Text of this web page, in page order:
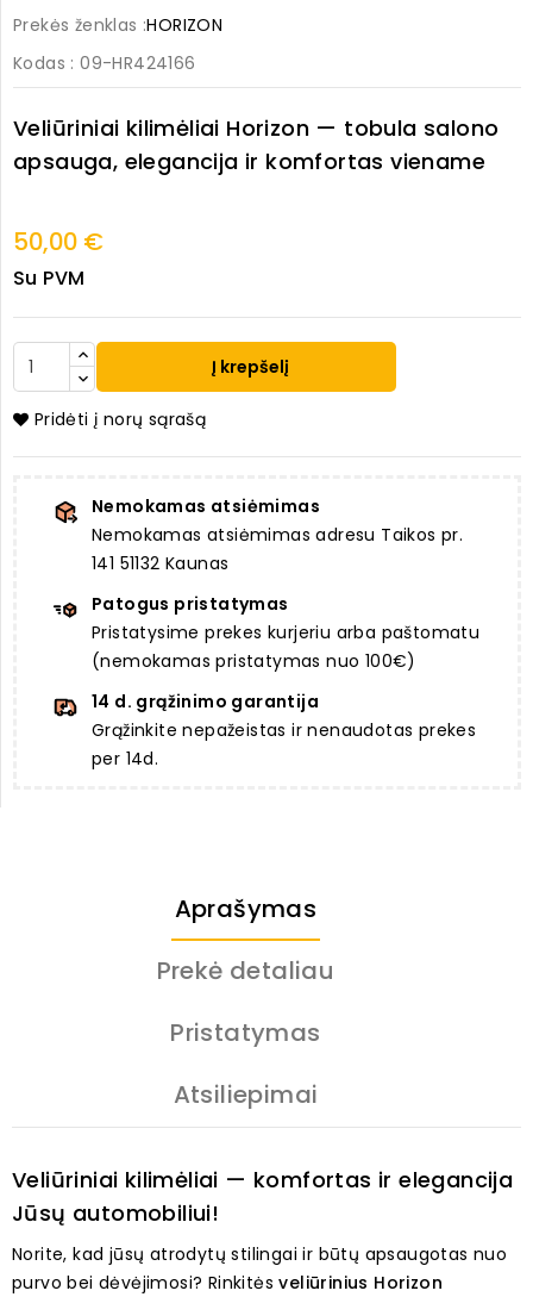
Prekės ženklas :HORIZON
Kodas : 09-HR424166
Veliūriniai kilimėliai Horizon — tobula salono
apsauga, elegancija ir komfortas viename
50,00 €
Su PVM
Į krepšelį
Pridėti į norų sąrašą
Nemokamas atsiėmimas
Nemokamas atsiėmimas adresu Taikos pr.
141 51132 Kaunas
Patogus pristatymas
Pristatysime prekes kurjeriu arba paštomatu
(nemokamas pristatymas nuo 100€)
14 d. grąžinimo garantija
Grąžinkite nepažeistas ir nenaudotas prekes
per 14d.
Aprašymas
Prekė detaliau
Pristatymas
Atsiliepimai
Veliūriniai kilimėliai — komfortas ir elegancija
Jūsų automobiliui!
Norite, kad jūsų atrodytų stilingai ir būtų apsaugotas nuo
purvo bei dėvėjimosi? Rinkitėsveliūrinius Horizon